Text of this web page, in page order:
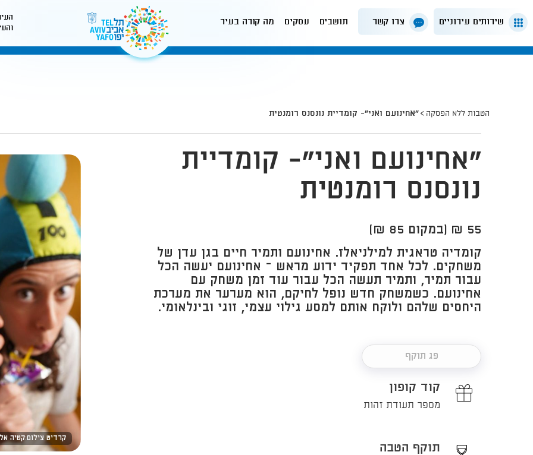
שירותים עירוניים צרו קשר תושבים עסקים מה קורה בעיר
הטבות ללא הפסקה "אחינועם ואני"- קומדיית נונסנס רומנטית
קרדיט צילום:קטיה
"אחינועם ואני"- קומדיית
נונסנס רומנטית
55 ₪ (במקום 85 ₪)
קומדיה טראגית למילניאלז​. אחינועם ותמיר חיים בגן עדן של
משחקים. לכל אחד תפקיד ידוע מראש – אחינועם יעשה הכל
עבור תמיר, ותמיר תעשה הכל עבור עוד זמן משחק עם
אחינועם. כשמשחק חדש נופל לחיקם, הוא מערער את מערכת
היחסים שלהם ולוקח אותם למסע גילוי עצמי, זוגי ובינלאומי.
פג תוקף
קוד קופון
מספר תעודת זהות
תוקף הטבה